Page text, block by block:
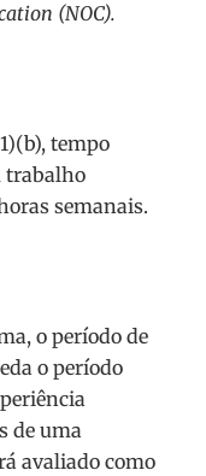
(NOC).
tempo
trabalho
semanais.
o período de
o período
de uma
avaliado como